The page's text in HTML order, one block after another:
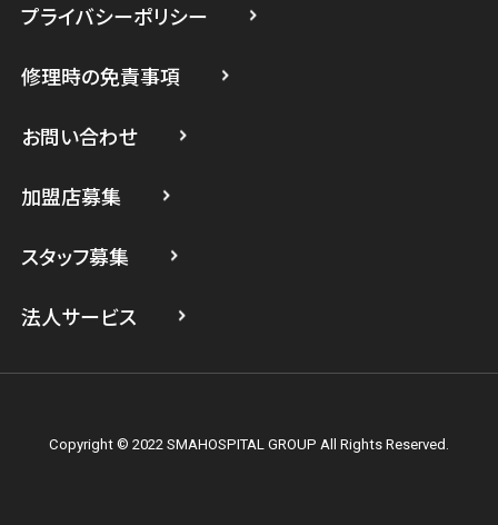
スマホスピタル たまプラーザ駅前
スマホスピタル 登戸・向ヶ丘遊園
スマホスピタル 武蔵小杉
スマホスピタル テルル上大岡
プライバシーポリシー
修理時の免責事項
お問い合わせ
加盟店募集
スタッフ募集
法人サービス
Copyright © 2022 SMAHOSPITAL GROUP All Rights Reserved.